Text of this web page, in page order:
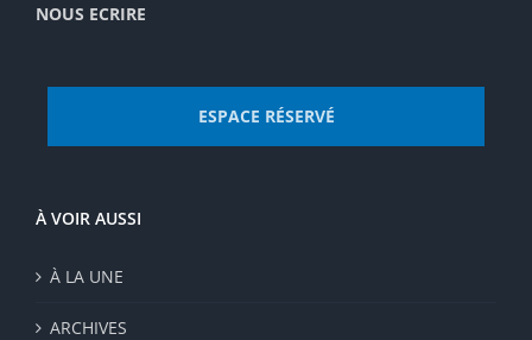
NOUS ECRIRE
ESPACE RÉSERVÉ
À VOIR AUSSI
À LA UNE
ARCHIVES